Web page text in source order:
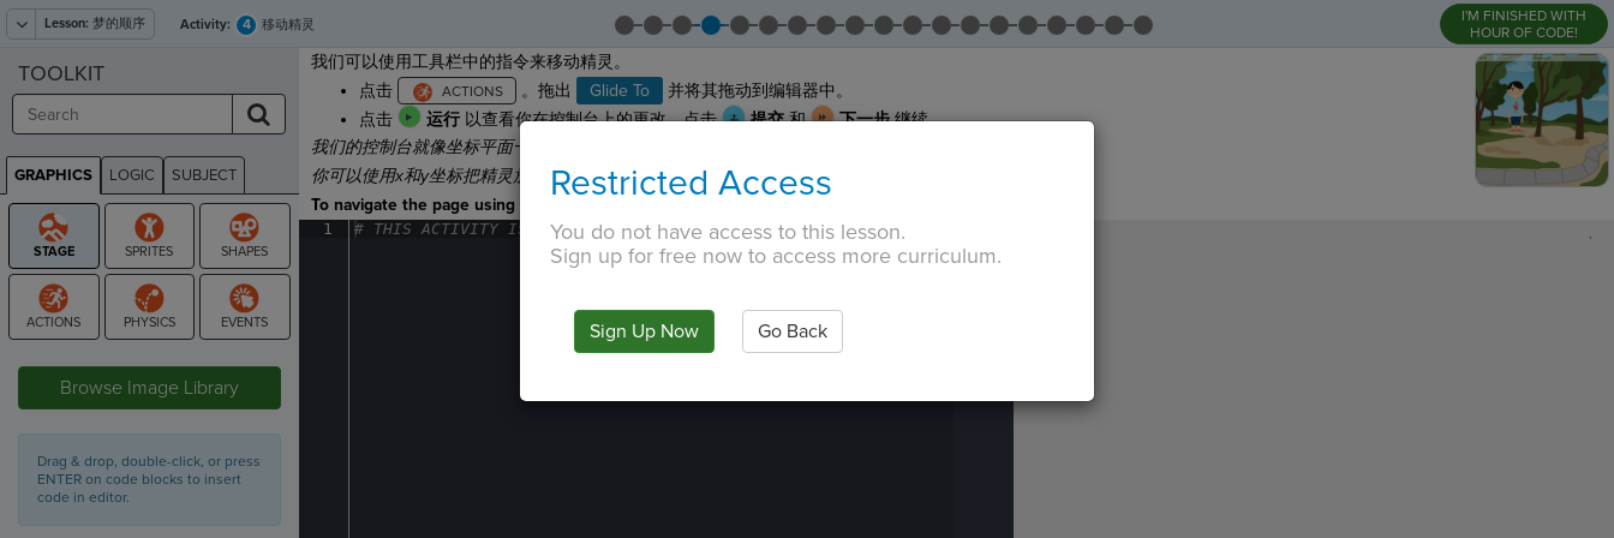
Lesson: 梦的顺序 Activity: 4 移动精灵
I'M FINISHED WITH
HOUR OF CODE!
我们可以使用工具栏中的指令来移动精灵。
点击
。拖出 Glide To
并将其拖动到编辑器中。
点击
运行以查看你在控制台上的更改。点击 提交和 下一步继续。
我们的控制台就像坐标平面一样！ 想象一下（0,0）在中间，每个轴都是从250到-250。
你可以使用x和y坐标把精灵放在你想要的地方。
To navigate the page using the TAB key, first press ESC to exit the code editor.
1 #· THIS ·ACTIVITY· IS IN·PREVIEW·ONLY·MODE¶ ,
TOOLKIT
GRAPHICS LOGIC SUBJECT
GRAPHICS
Browse Image Library
Drag & drop, double-click, or press
ENTER on code blocks to insert
code in editor.
Restricted Access
You do not have access to this lesson.
Sign up for free now to access more curriculum.
Sign Up Now Go Back